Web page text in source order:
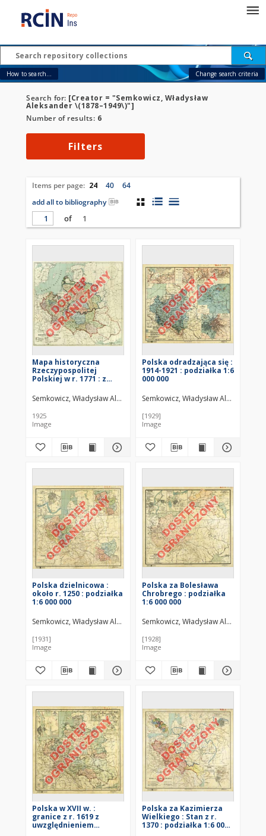
How to search... Change search criteria
Search for: [Creator = "Semkowicz, Władysław
Aleksander \(1878–1949\)"]
Number of results: 6
Filters
Items per page: 24 40
64
add all to bibliography
of
1
Mapa historyczna
Rzeczypospolitej
Polskiej w r. 1771 : z
miejsc historycznych od
początku XVII w.
Semkowicz, Władysław Aleksander (1878–1949)
1925
Image
Polska odradzająca się :
1914-1921 : podziałka 1:6
000 000
Semkowicz, Władysław Aleksander
[1929]
Image
Polska dzielnicowa :
około r. 1250 : podziałka
1:6 000 000
Semkowicz, Władysław Aleksander (1878–1949)
[1931]
Image
Polska za Bolesława
Chrobrego : podziałka
1:6 000 000
Semkowicz, Władysław Aleksander
[1928]
Image
Polska w XVII w. :
granice z r. 1619 z
uwzględnieniem
Polska za Kazimierza
Wielkiego : Stan z r.
1370 : podziałka 1:6 000